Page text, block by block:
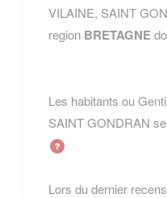
VILAINE, SAINT
region BRETAGNE
Les habitants ou
SAINT GONDRAN
Lors du dernier